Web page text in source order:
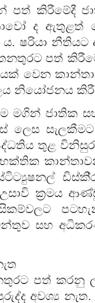
පත් කිරීමේදී
ද ඇතුළත්
ය. ෂරියා
පත්
වෙන
නියෝජනය
මගින් ජාතික
ලෙස
තුළ
ක‍්‍රමය
සහ
පත් කරනු
අවශ්‍ය